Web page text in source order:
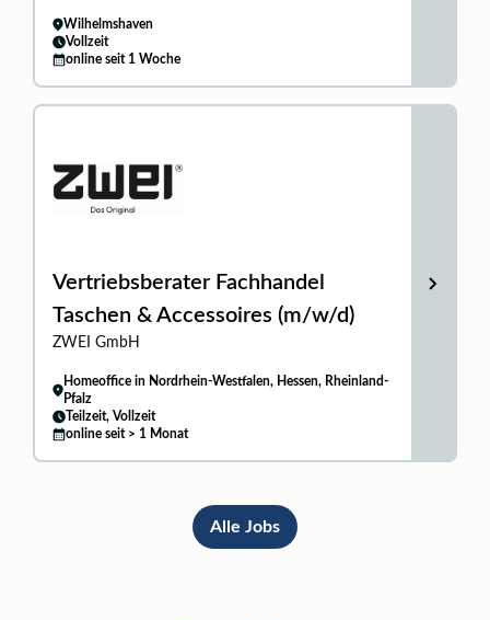
Wilhelmshaven
Vollzeit
online seit 1 Woche
Vertriebsberater Fachhandel
Taschen & Accessoires (m/w/d)
ZWEI GmbH
Homeoffice in Nordrhein-Westfalen, Hessen, Rheinland-
Pfalz
Teilzeit, Vollzeit
online seit > 1 Monat
Alle Jobs